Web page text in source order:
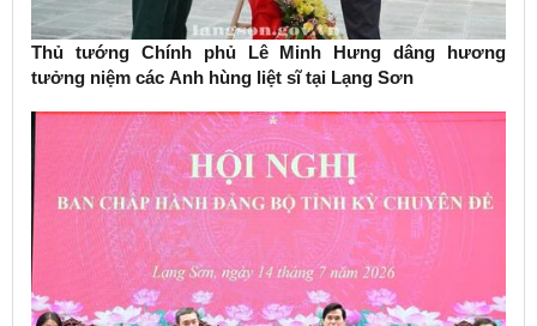
Thủ tướng Chính phủ Lê Minh Hưng dâng hương
tưởng niệm các Anh hùng liệt sĩ tại Lạng Sơn